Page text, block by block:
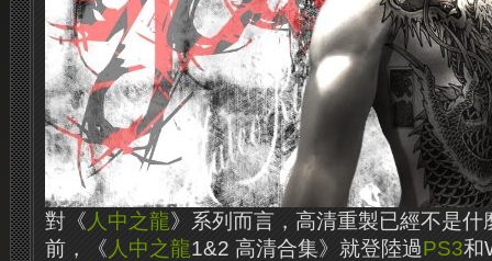
對《 人中之龍》系列而言，高清重製已經不是
前，《 人中之龍1&2 高清合集》就登陸過PS3和